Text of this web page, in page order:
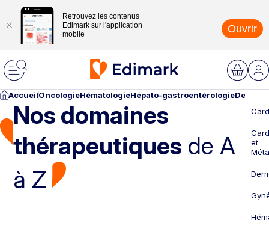
Retrouvez les contenus
Edimark sur l'application
mobile
Ouvrir
AccueilOncologieHématologieHépato-gastroentérologie
Nos domaines
thérapeutiques de A
à Z
et